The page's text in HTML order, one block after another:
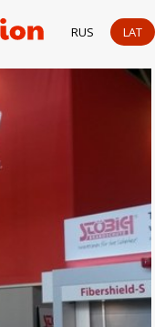
RUS LAT